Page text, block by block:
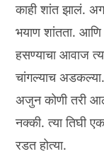
काही शांत झालं.
भयाण शांतता. आणि
हसण्याचा आवाज
चांगल्याच अडकल्या.
अजुन कोणी तरी
नक्की. त्या तिघी
रडत होत्या.